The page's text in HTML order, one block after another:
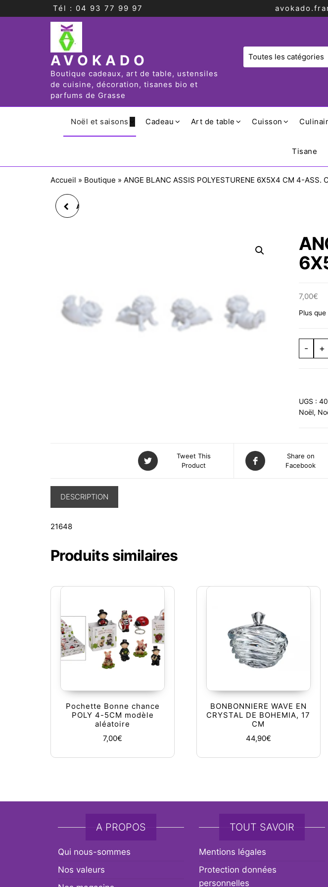
Tél : 04 93 77 99 97
AVOKADO
Boutique cadeaux, art de table, ustensiles
de cuisine, décoration, tisanes bio et
parfums de Grasse
Noël et saisons Cadeau Art de table Cuisson
Tisane
Accueil » Boutique » ANGE BLANC ASSIS POLYESTURENE 6X5X4 CM 4-ASS.
ANGE ASSIS AU BORD
7,00€
Plus
- +
UGS :
Noël,
Tweet This
Product
Share on
Facebook
DESCRIPTION
21648
Produits similaires
Pochette Bonne chance
POLY 4-5CM modèle
aléatoire
7,00€
BONBONNIERE WAVE EN
CRYSTAL DE BOHEMIA, 17
CM
44,90€
A PROPOS
Qui nous-sommes
Nos valeurs
TOUT SAVOIR
Mentions légales
Protection données
personnelles